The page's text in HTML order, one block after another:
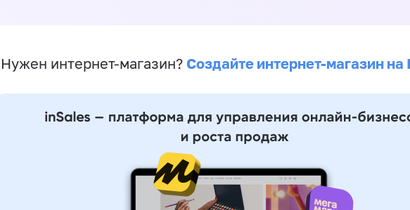
Нужен интернет-магазин? Создайте интернет-магазин на